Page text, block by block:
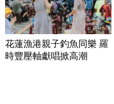
花蓮漁港親子釣魚同樂 羅
時豐壓軸獻唱掀高潮